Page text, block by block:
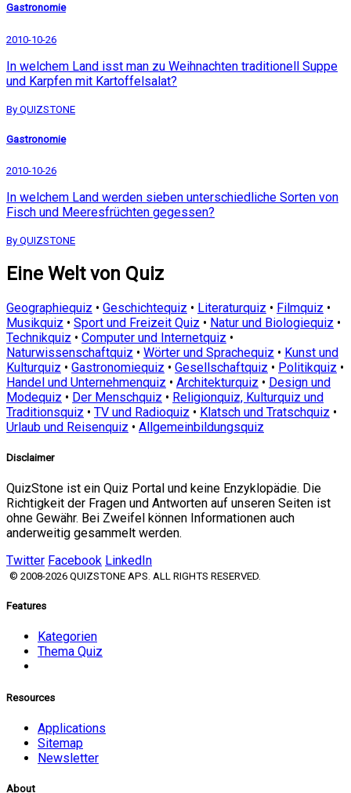
Gastronomie
2010-10-26
In welchem Land isst man zu Weihnachten traditionell Suppe
und Karpfen mit Kartoffelsalat?
By QUIZSTONE
Gastronomie
2010-10-26
In welchem Land werden sieben unterschiedliche Sorten von
Fisch und Meeresfrüchten gegessen?
By QUIZSTONE
Eine Welt von Quiz
Geographiequiz • Geschichtequiz • Literaturquiz • Filmquiz •
Musikquiz • Sport und Freizeit Quiz • Natur und Biologiequiz •
Technikquiz • Computer und Internetquiz •
Naturwissenschaftquiz • Wörter und Sprachequiz • Kunst und
Kulturquiz • Gastronomiequiz • Gesellschaftquiz • Politikquiz •
Handel und Unternehmenquiz • Architekturquiz • Design und
Modequiz • Der Menschquiz • Religionquiz, Kulturquiz und
Traditionsquiz • TV und Radioquiz • Klatsch und Tratschquiz •
Urlaub und Reisenquiz • Allgemeinbildungsquiz
Disclaimer
QuizStone ist ein Quiz Portal und keine Enzyklopädie. Die
Richtigkeit der Fragen und Antworten auf unseren Seiten ist
ohne Gewähr. Bei Zweifel können Informationen auch
anderweitig gesammelt werden.
Twitter Facebook LinkedIn
© 2008-2026 QUIZSTONE APS. ALL RIGHTS RESERVED.
Features
Kategorien
Thema Quiz
Resources
Applications
Sitemap
Newsletter
About